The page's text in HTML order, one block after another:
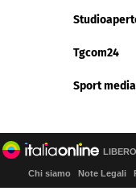
Tgcom24
Sport
LIBERO
Chi siamo Note Legali